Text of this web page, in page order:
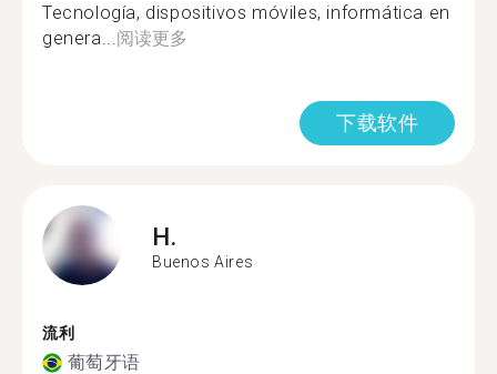
Tecnología, dispositivos móviles, informática en
genera... 阅读更多
下载软件
H.
Buenos Aires
流利
葡萄牙语